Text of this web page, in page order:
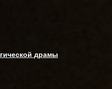
драмы